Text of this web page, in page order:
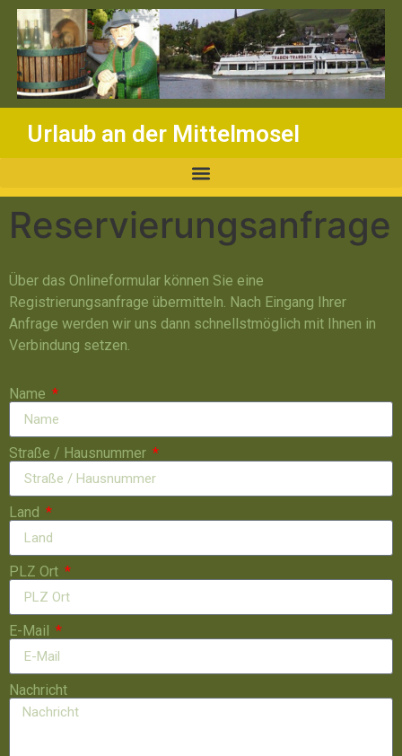
springen
Urlaub an der Mittelmosel
Reservierungsanfrage
Über das Onlineformular können Sie eine
Registrierungsanfrage übermitteln. Nach Eingang Ihrer
Anfrage werden wir uns dann schnellstmöglich mit Ihnen in
Verbindung setzen.
Name
Straße / Hausnummer
Land
PLZ Ort
E-Mail
Nachricht